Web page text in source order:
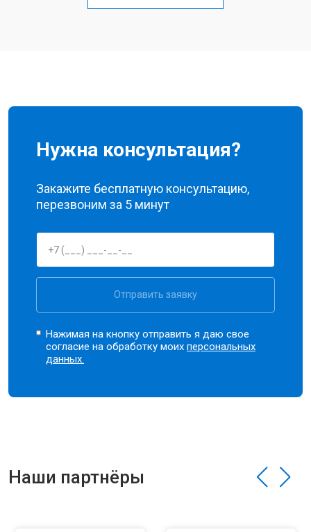
Нужна консультация?
Закажите бесплатную консультацию,
перезвоним за 5 минут
Отправить заявку
Нажимая на кнопку отправить я даю свое
согласие на обработку моихперсональных
данных.
Наши партнёры